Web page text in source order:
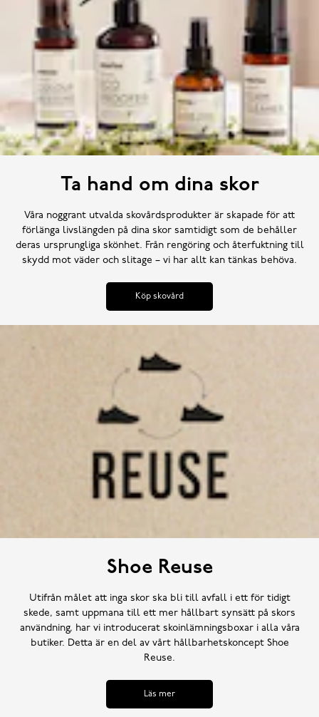
Ta hand om dina skor
Våra noggrant utvalda skovårdsprodukter är skapade för att
förlänga livslängden på dina skor samtidigt som de behåller
deras ursprungliga skönhet. Från rengöring och återfuktning till
skydd mot väder och slitage – vi har allt kan tänkas behöva.
Köp skovård
Shoe Reuse
Utifrån målet att inga skor ska bli till avfall i ett för tidigt
skede, samt uppmana till ett mer hållbart synsätt på skors
användning, har vi introducerat skoinlämningsboxar i alla våra
butiker. Detta är en del av vårt hållbarhetskoncept Shoe
Reuse.
Läs mer